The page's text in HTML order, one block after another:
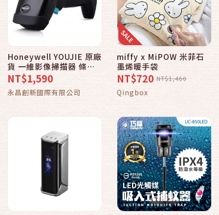
Honeywell YOUJIE 原廠
貨 一維影像掃描器 條碼
掃描器 可掃手機載具 /台
HH-360
NT$1,590
永昌創新國際有限公司
miffy x MiPOW 米菲石
墨烯暖手袋
NT$720 NT$1,460
Qingbox